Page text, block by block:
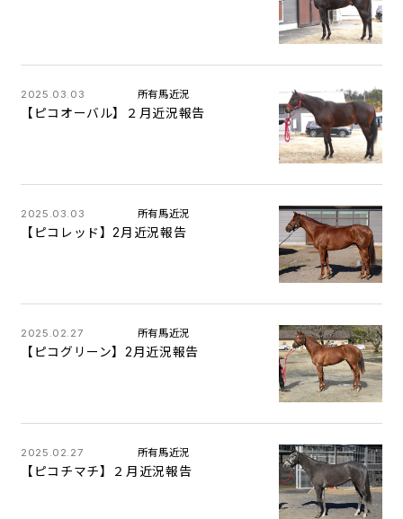
2025.03.03 所有馬近況
【ピコオーバル】２月近況報告
2025.03.03 所有馬近況
【ピコレッド】2月近況報告
2025.02.27 所有馬近況
【ピコグリーン】2月近況報告
2025.02.27 所有馬近況
【ピコチマチ】２月近況報告